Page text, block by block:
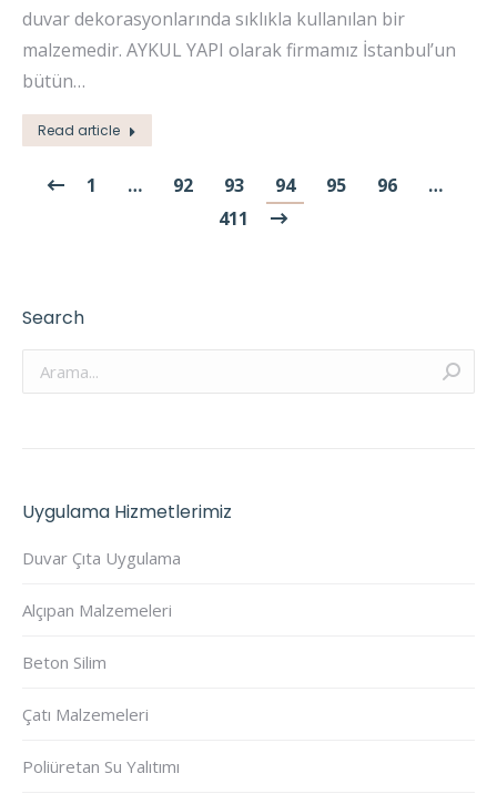
duvar dekorasyonlarında sıklıkla kullanılan bir
malzemedir. AYKUL YAPI olarak firmamız İstanbul’un
bütün…
Read article
1 … 92 93 94 95 96
…
411
Search
Arama:
Uygulama Hizmetlerimiz
Duvar Çıta Uygulama
Alçıpan Malzemeleri
Beton Silim
Çatı Malzemeleri
Poliüretan Su Yalıtımı